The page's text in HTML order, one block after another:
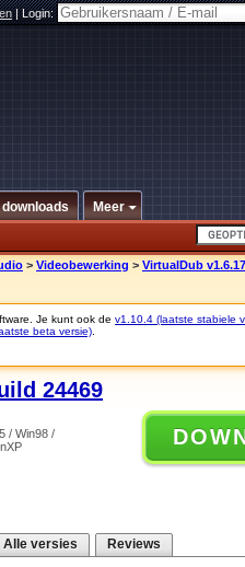
|Login:
downloads Meer
> Videobewerking > VirtualDub
Je kunt ook de v1.10.4 (laatste stabiele
beta versie)
24469
/ Win98 /
Alle versies Reviews